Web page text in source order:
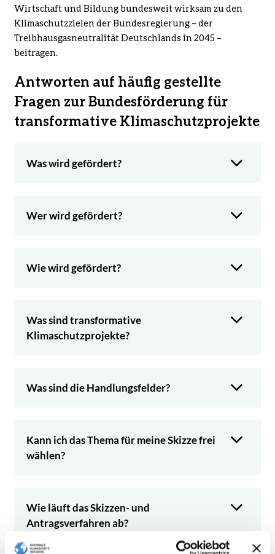
Wirtschaft und Bildung bundesweit wirksam zu den
Klimaschutzzielen der Bundesregierung – der
Treibhausgasneutralität Deutschlands in 2045 –
beitragen.
Antworten auf häufig gestellte
Fragen zur Bundesförderung für
transformative Klimaschutzprojekte
Was wird gefördert?
Wer wird gefördert?
Wie wird gefördert?
Was sind transformative
Klimaschutzprojekte?
Was sind die Handlungsfelder?
Kann ich das Thema für meine Skizze frei
wählen?
Wie läuft das Skizzen- und
Antragsverfahren ab?